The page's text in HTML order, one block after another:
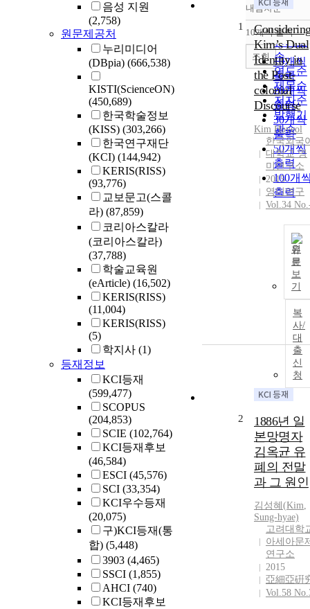
음성 지원
(2,758)
원문제공처
누리미디어
(DBpia) (666,538)
KISTI(ScienceON)
(450,689)
한국학술정보
(KISS) (303,266)
한국연구재단
(KCI) (144,942)
KERIS(RISS)
(93,776)
교보문고(스콜
라) (87,859)
코리아스칼라
(코리아스칼라)
(37,788)
학술교육원
(eArticle) (16,502)
KERIS(RISS)
(11,004)
KERIS(RISS)
(5)
학지사 (1)
등재정보
KCI등재
(599,477)
SCOPUS
(204,853)
SCIE (102,764)
KCI등재후보
(46,584)
ESCI (45,576)
SCI (33,354)
KCI우수등재
(20,075)
구)KCI등재(통
합) (5,448)
3903 (4,465)
SSCI (1,855)
AHCI (740)
KCI등재후보
정확도
순
인기도
순
연도순
제목순
저자순
발행기
관순
내림차순
내림차
10개씩 출력
10개씩
출력
20개씩
출력
30개씩
출력
50개씩
출력
100개
출력
조회
1
Kim’s Dual
Identity in
the Post-
colonial
Discourse
Kim Hoyeol
한국외국
대학교 영
미연구소
2015
영미연구
Vol.34
원
문
보
기
복
사/
대
출
신
청
2
1886년 일
본망명자
김옥균 유
폐의 전말
과 그 원인
김성혜(Kim,
Sung-hyae)
고려대학
아세아문
연구소
2015
亞細亞硏
Vol.58